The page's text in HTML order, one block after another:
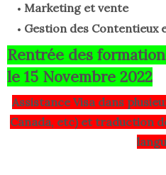
Marketing et vente
Gestion des Contentieux
Rentrée des
le 15 Novembre 2022
Assistance Visa dans
Canada, etc) et traduction